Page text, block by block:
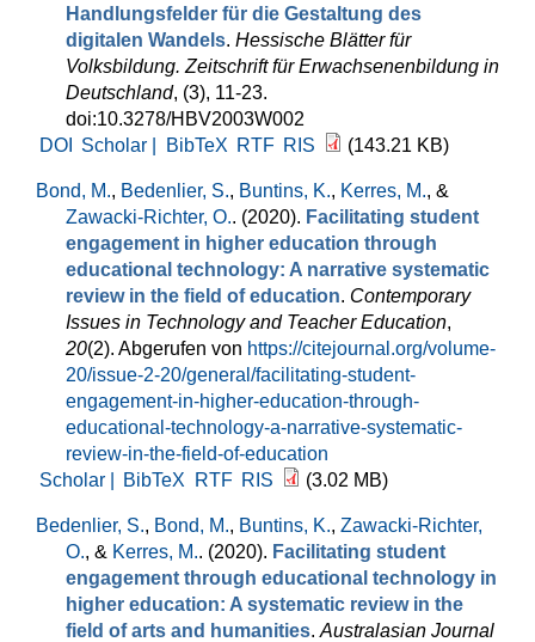
Handlungsfelder für die Gestaltung des
digitalen Wandels. Hessische Blätter für
Volksbildung. Zeitschrift für Erwachsenenbildung in
Deutschland, (3), 11-23.
doi:10.3278/HBV2003W002
DOI
Scholar | BibTeX RTF RIS (143.21 KB)
Bond, M., Bedenlier, S., Buntins, K., Kerres, M., &
Zawacki-Richter, O.. (2020). Facilitating student
engagement in higher education through
educational technology: A narrative systematic
review in the field of education. Contemporary
Issues in Technology and Teacher Education,
20(2). Abgerufen von https://citejournal.org/volume-
20/issue-2-20/general/facilitating-student-
engagement-in-higher-education-through-
educational-technology-a-narrative-systematic-
review-in-the-field-of-education
Scholar |
BibTeX RTF RIS (3.02 MB)
Bedenlier, S., Bond, M., Buntins, K., Zawacki-Richter,
O., & Kerres, M.. (2020). Facilitating student
engagement through educational technology in
higher education: A systematic review in the
field of arts and humanities. Australasian Journal